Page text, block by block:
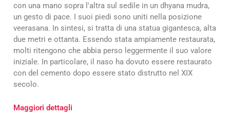
con una mano sopra l'altra sul sedile in un dhyana mudra,
un gesto di pace. I suoi piedi sono uniti nella posizione
veerasana. In sintesi, si tratta di una statua gigantesca, alta
due metri e ottanta. Essendo stata ampiamente restaurata,
molti ritengono che abbia perso leggermente il suo valore
iniziale. In particolare, il naso ha dovuto essere restaurato
con del cemento dopo essere stato distrutto nel XIX
secolo.
Maggiori dettagli